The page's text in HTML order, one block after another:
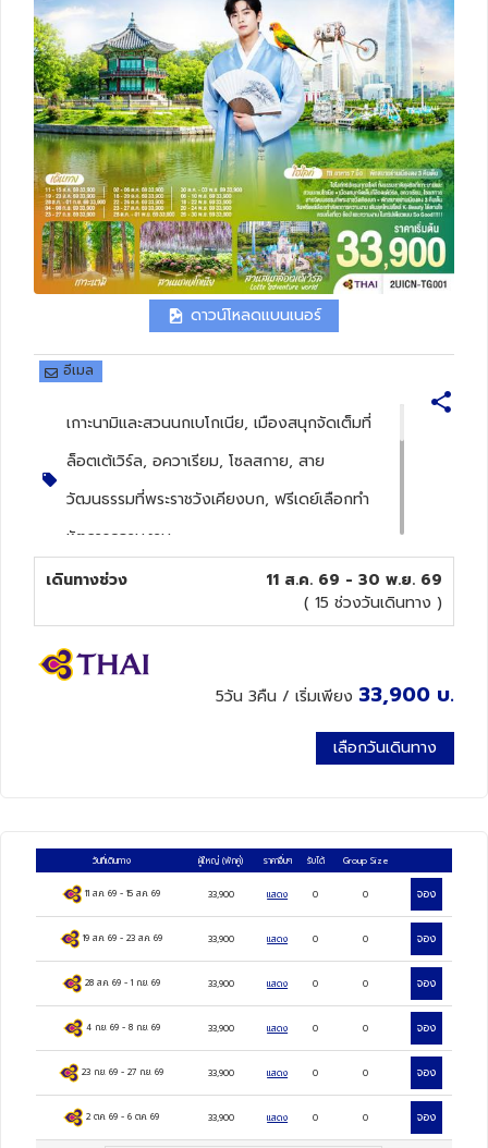
ดาวน์โหลดแบนเนอร์
อีเมล
เกาะนามิและสวนนกเบโกเนีย, เมืองสนุกจัดเต็มที่
ล็อตเต้เวิร์ล, อควาเรียม, โซลสกาย, สาย
วัฒนธรรมที่พระราชวังเคียงบก, ฟรีเดย์เลือกทำ
หัตถารความงาม
เกาะนามิ, สวนนกเบโกเนีย เมืองคาพยอง, ช้อป
ปิ้งย่านเมียงดง, ศูนย์เครื่องสำอาง, ศูนย์
สมุนไพร, ห้องสมุดสตาร์ฟีล, ล็อตเต้ โซลสกาย,
พิพิธภัณฑ์สัตว์น้ำล็อตเต้เวิลด์อควาเรียม, สวน
สนุกล็อตเต้เวิลด์(รวมค่าเข้า), อิสระช้อปปิ้งตาม
อัธยาศัย, พระราชวังเคียงบก, พิพิธภัณฑ์
เดินทางช่วง
11 ส.ค. 69 - 30 พ.ย. 69
( 15 ช่วงวันเดินทาง )
5วัน 3คืน / เริ่มเพียง 33,900 บ.
เลือกวันเดินทาง
วันที่เดินทาง ผู้ใหญ่(พักคู่) ราคาอื่นๆ รับได้ Group Size
11 ส.ค. 69 -15 ส.ค. 69 33,900 แสดง 0 0 จอง
19 ส.ค. 69 -23 ส.ค. 69 33,900 แสดง 0 0 จอง
28 ส.ค. 69 -1 ก.ย. 69 33,900 แสดง 0 0 จอง
4 ก.ย. 69- 8 ก.ย. 69 33,900 แสดง 0 0 จอง
23 ก.ย. 69 -27 ก.ย. 69 33,900 แสดง 0 0 จอง
2 ต.ค. 69 -6 ต.ค. 69 33,900 แสดง 0 0 จอง
ทัวร์พม่า
ทัวร์ลาว
ทัวร์มัลดีฟส์
ทัวร์เวียดนาม
ทัวร์อียิปต์
ทัวร์จอร์เจีย
ทัวร์อินเดีย
ทัวร์นิวซีแลนด์